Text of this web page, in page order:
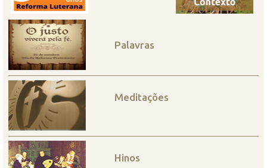
Palavras
Meditações
Hinos